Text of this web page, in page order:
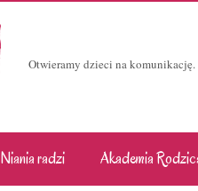
Otwieramy dzieci na
Niania radzi Akademia